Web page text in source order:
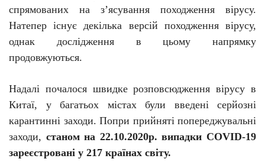
спрямованих на з’ясування походження вірусу.
Натепер існує декілька версій походження вірусу,
однак дослідження в цьому напрямку
продовжуються.
Надалі почалося швидке розповсюдження вірусу в
Китаї, у багатьох містах були введені серйозні
карантинні заходи. Попри прийняті попереджувальні
заходи, станом на 22.10.2020р. випадки COVID-19
зареєстровані у 217 країнах світу.